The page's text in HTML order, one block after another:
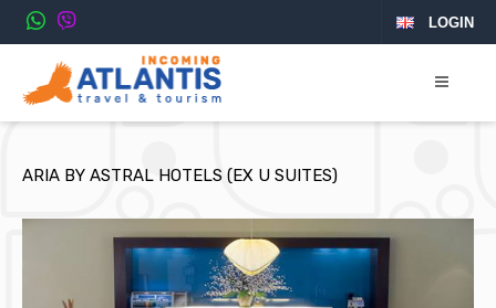
LOGIN
ARIA BY ASTRAL HOTELS (EX U SUITES)